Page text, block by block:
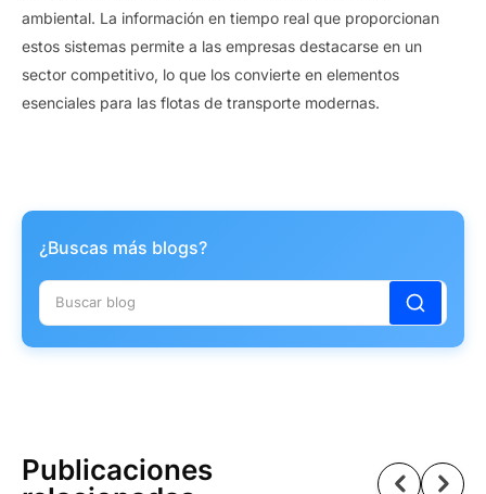
ambiental. La información en tiempo real que proporcionan
estos sistemas permite a las empresas destacarse en un
sector competitivo, lo que los convierte en elementos
esenciales para las flotas de transporte modernas.
¿Buscas más blogs?
Publicaciones